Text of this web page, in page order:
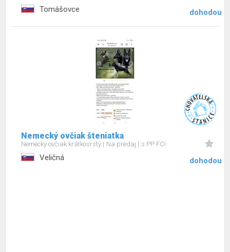
Tomášovce dohodou
Nemecký ovčiak šteniatka
Nemecký ovčiak krátkosrstý Na predaj s PP FCI
Veličná dohodou